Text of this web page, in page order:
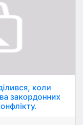
коли
закордонних